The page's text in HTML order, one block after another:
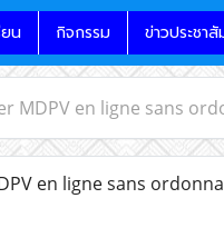
ยน กิจกรรม ข่าวประชา
MDPV en ligne sans
en ligne sans